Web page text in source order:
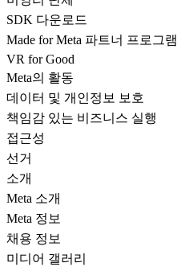
SDK 다운로드
Made for Meta 파트너 프로그램
VR for Good
Meta의 활동
데이터 및 개인정보 보호
책임감 있는 비즈니스 실행
접근성
선거
소개
Meta 소개
Meta 정보
채용 정보
미디어 갤러리